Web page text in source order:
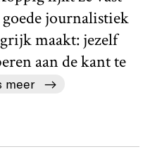
journalistiek
maakt: jezelf
aan de kant te
meer